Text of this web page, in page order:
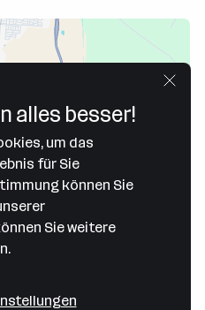
berechnen
alles besser!
um das
für Sie
können Sie
Sie weitere